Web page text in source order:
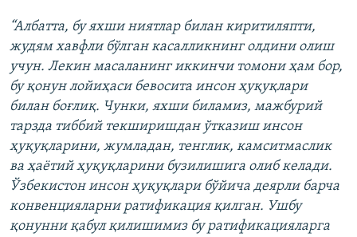
“Албатта, бу яхши ниятлар билан киритиляпти,
жудям хавфли бўлган касалликнинг олдини олиш
учун. Лекин масаланинг иккинчи томони ҳам бор,
бу қонун лойиҳаси бевосита инсон ҳуқуқлари
билан боғлиқ. Чунки, яхши биламиз, мажбурий
тарзда тиббий текширишдан ўтказиш инсон
ҳуқуқларини, жумладан, тенглик, камситмаслик
ва ҳаётий ҳуқуқларини бузилишига олиб келади.
Ўзбекистон инсон ҳуқуқлари бўйича деярли барча
конвенцияларни ратификация қилган. Ушбу
қонунни қабул қилишимиз бу ратификацияларга